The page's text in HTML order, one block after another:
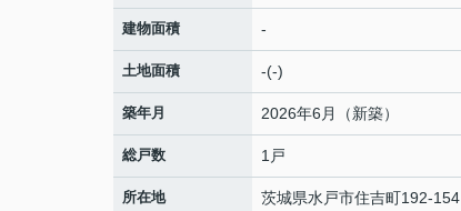
建物面積 -
土地面積 -(-)
築年月 2026年6月（新築）
総戸数 1戸
所在地 茨城県水戸市住吉町192-154